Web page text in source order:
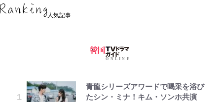
人気記事
青龍シリーズアワードで喝采を浴び
たシン・ミナ！キム・ソンホ共演